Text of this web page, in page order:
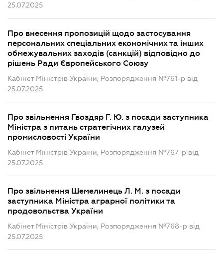
25.07.2025
Про внесення пропозицій щодо застосування
персональних спеціальних економічних та інших
обмежувальних заходів (санкцій) відповідно до
рішень Ради Європейського Союзу
Кабінет Міністрів України, Розпорядження №761-р від
25.07.2025
Про звільнення Гвоздяр Г. Ю. з посади заступника
Міністра з питань стратегічних галузей
промисловості України
Кабінет Міністрів України, Розпорядження №767-р від
25.07.2025
Про звільнення Шемелинець Л. М. з посади
заступника Міністра аграрної політики та
продовольства України
Кабінет Міністрів України, Розпорядження №768-р від
25.07.2025